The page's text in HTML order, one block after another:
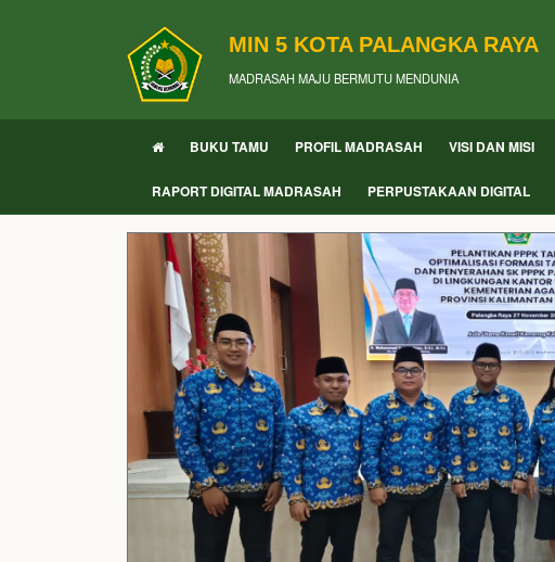
MIN 5 KOTA PALANGKA RAYA
MADRASAH MAJU BERMUTU MENDUNIA
BUKU TAMU PROFIL MADRASAH VISI DAN MISI
RAPORT DIGITAL MADRASAH PERPUSTAKAAN DIGITAL